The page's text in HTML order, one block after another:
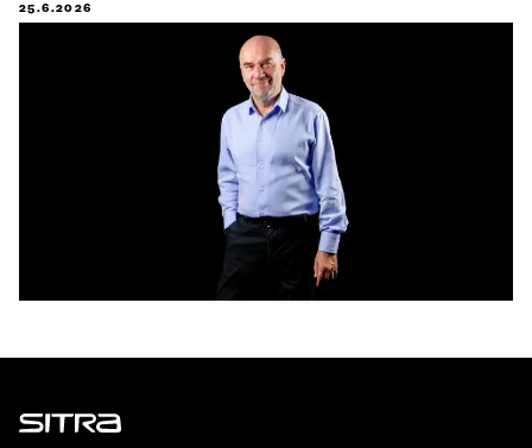
25.6.2026
Sitra